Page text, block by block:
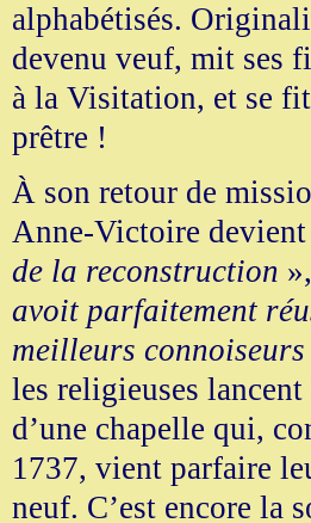
alphabétisés.
devenu veuf, mit ses
à la Visitation, et se
prêtre !
À son retour de
Anne-Victoire devient
de la reconstruction
avoit parfaitement
meilleurs connoiseurs
les religieuses
d’une chapelle qui,
1737, vient parfaire
neuf. C’est encore la